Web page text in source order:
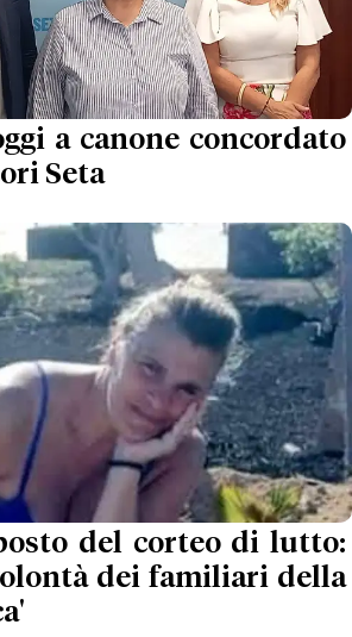
a canone concordato
Seta
del corteo di lutto:
dei familiari della